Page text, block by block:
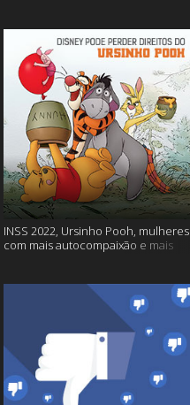
INSS 2022, Ursinho Pooh, mulheres
com mais autocompaixão e mais